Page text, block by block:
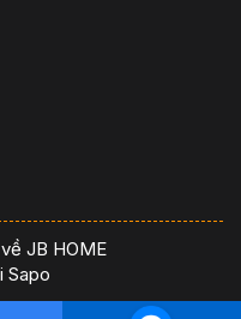
JB HOME
Sapo